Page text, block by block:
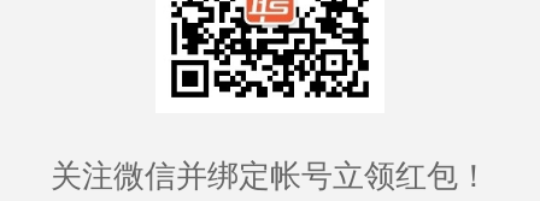
关注微信并绑定帐号立领红包！